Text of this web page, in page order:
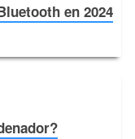
en 2024￼